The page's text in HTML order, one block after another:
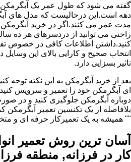
گفته می شود که طول عمر یک آبگرمکن
دهه است.این درحالیست که مدل های
مدت عمر می کنند.اگر در خرید آبگرمکن
راحتی می توانید از دردسرهای هر ده
کنید.داشتن اطلاعات کافی در خصوص
انتخاب صحیح و کارایی بالای این
تاثیر بسزایی دارد.
بعد از خرید آبگرمکن به این نکته توجه
ای آبگرمکن خود را تعمیر و سرویس
دوباره آبگرمکن جلوگیری کنید و در
بلافاصله از یک تکنسین تعمیر آبگرمکن
"" همیشه به یک تعمیرکار حرفه ای و
آسان ترین روش تعمیر
کار در فرزانه, منطقه